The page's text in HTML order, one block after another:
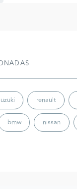
renault
bmw nissan